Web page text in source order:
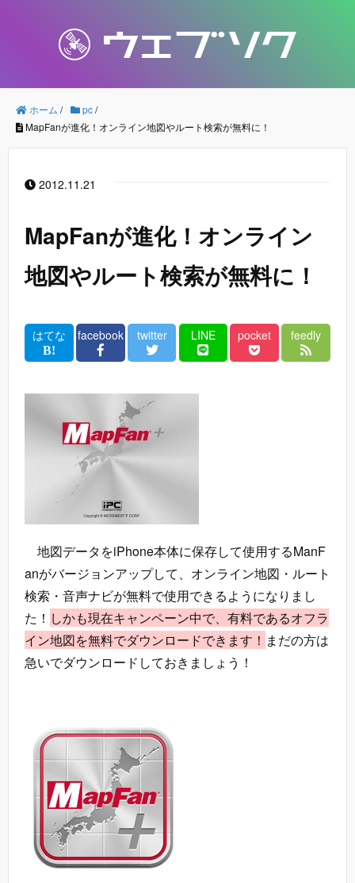
ホーム / pc/
MapFanが進化！オンライン地図やルート検索が無料に！
2012.11.21
MapFanが進化！オンライン
地図やルート検索が無料に！
はてな facebook twitter LINE pocket feedly
地図データをiPhone本体に保存して使用するManF
anがバージョンアップして、オンライン地図・ルート
検索・音声ナビが無料で使用できるようになりまし
た！ しかも現在キャンペーン中で、有料であるオフラ
イン地図を無料でダウンロードできます！ まだの方は
急いでダウンロードしておきましょう！